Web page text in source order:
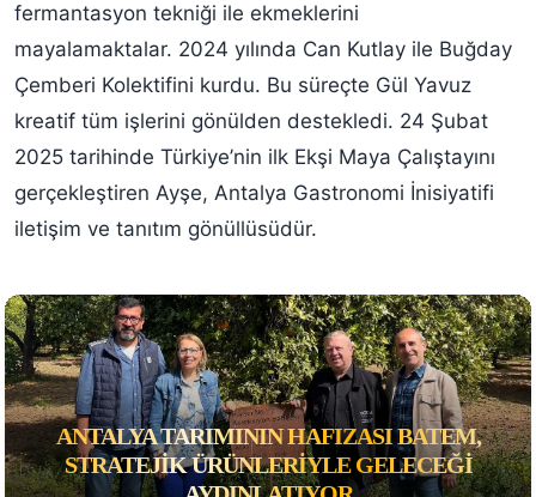
fermantasyon tekniği ile ekmeklerini
mayalamaktalar. 2024 yılında Can Kutlay ile Buğday
Çemberi Kolektifini kurdu. Bu süreçte Gül Yavuz
kreatif tüm işlerini gönülden destekledi. 24 Şubat
2025 tarihinde Türkiye’nin ilk Ekşi Maya Çalıştayını
gerçekleştiren Ayşe, Antalya Gastronomi İnisiyatifi
iletişim ve tanıtım gönüllüsüdür.
ANTALYA TARIMININ HAFIZASI BATEM,
STRATEJIK ÜRÜNLERIYLE GELECEĞI